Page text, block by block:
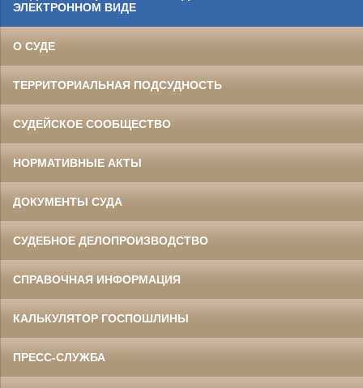
ЭЛЕКТРОННОМ ВИДЕ
О СУДЕ
ТЕРРИТОРИАЛЬНАЯ ПОДСУДНОСТЬ
СУДЕЙСКОЕ СООБЩЕСТВО
НОРМАТИВНЫЕ АКТЫ
ДОКУМЕНТЫ СУДА
СУДЕБНОЕ ДЕЛОПРОИЗВОДСТВО
СПРАВОЧНАЯ ИНФОРМАЦИЯ
КАЛЬКУЛЯТОР ГОСПОШЛИНЫ
ПРЕСС-СЛУЖБА